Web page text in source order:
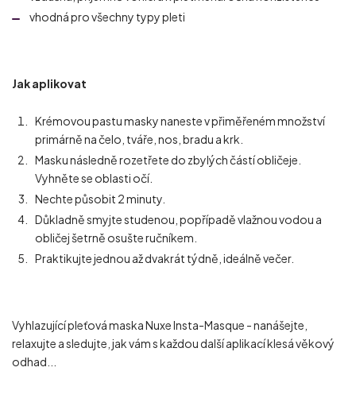
vhodná pro všechny typy pleti
Jak aplikovat
Krémovou pastu masky naneste v přiměřeném množství
primárně na čelo, tváře, nos, bradu a krk.
Masku následně rozetřete do zbylých částí obličeje.
Vyhněte se oblasti očí.
Nechte působit 2 minuty.
Důkladně smyjte studenou, popřípadě vlažnou vodou a
obličej šetrně osušte ručníkem.
Praktikujte jednou až dvakrát týdně, ideálně večer.
Vyhlazující pleťová maska Nuxe Insta-Masque - nanášejte,
relaxujte a sledujte, jak vám s každou další aplikací klesá věkový
odhad...